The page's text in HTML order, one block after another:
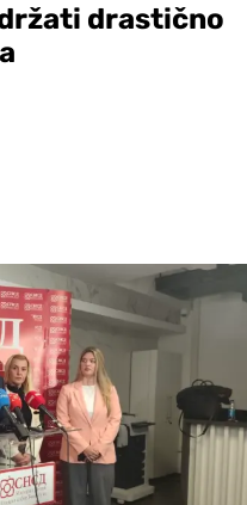
drastično